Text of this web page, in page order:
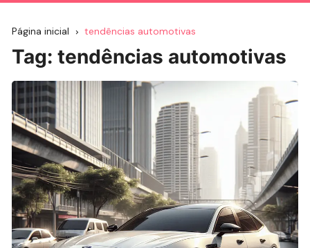
Página inicial tendências automotivas
Tag:tendências automotivas